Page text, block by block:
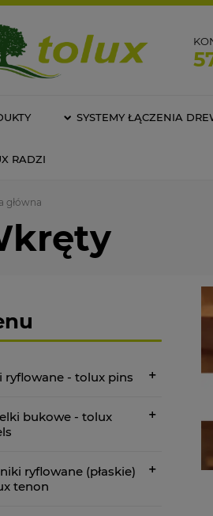
SYSTEMY ŁĄCZENIA
RADZI
główna
ryflowane - tolux pins
bukowe - tolux
ryflowane (płaskie)
tenon